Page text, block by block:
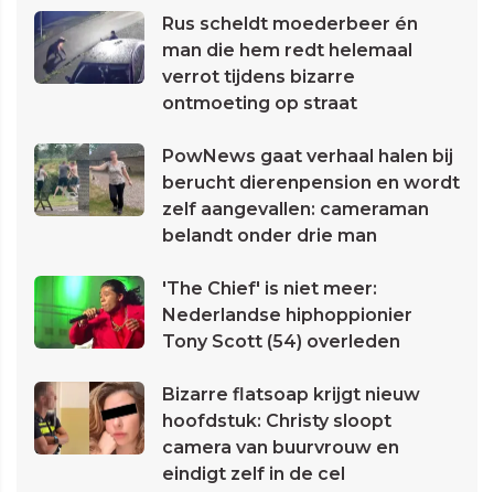
Rus scheldt moederbeer én
man die hem redt helemaal
verrot tijdens bizarre
ontmoeting op straat
PowNews gaat verhaal halen bij
berucht dierenpension en wordt
zelf aangevallen: cameraman
belandt onder drie man
'The Chief' is niet meer:
Nederlandse hiphoppionier
Tony Scott (54) overleden
Bizarre flatsoap krijgt nieuw
hoofdstuk: Christy sloopt
camera van buurvrouw en
eindigt zelf in de cel